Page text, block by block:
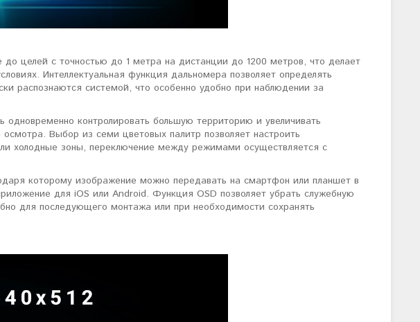
целей с точностью до 1 метра на дистанции до 1200 метров, что делает
Интеллектуальная функция дальномера позволяет определять
распознаются системой, что особенно удобно при наблюдении за
контролировать большую территорию и увеличивать
Выбор из семи цветовых палитр позволяет настроить
холодные зоны, переключение между режимами осуществляется с
которому изображение можно передавать на смартфон или планшет в
для iOS или Android. Функция OSD позволяет убрать служебную
для последующего монтажа или при необходимости сохранять